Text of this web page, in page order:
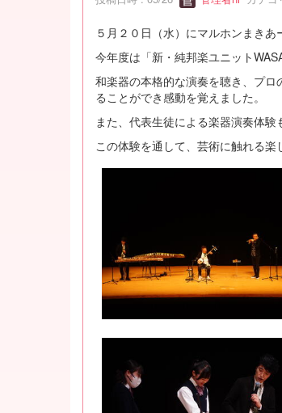
５月２０日（水）にマルホンまきあ
今年度は「新・純邦楽ユニット
和楽器の本格的な演奏を聴き、プ
ることができ感動を覚えました。
また、代表生徒による楽器演奏体験
この体験を通して、芸術に触れる楽